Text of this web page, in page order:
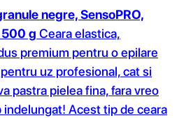
negre, SensoPRO,
500 g Ceara elastica,
premium pentru o epilare
uz profesional, cat si
pastra pielea fina, fara vreo
indelungat! Acest tip de ceara